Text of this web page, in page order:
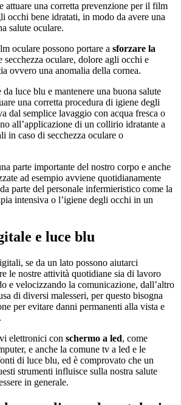
attuare una corretta prevenzione per il film
occhi bene idratati, in modo da avere una
salute oculare.
oculare possono portare a sforzare la
secchezza oculare, dolore agli occhi e
ovvero una anomalia della cornea.
luce blu e mantenere una buona salute
una corretta procedura di igiene degli
dal semplice lavaggio con acqua fresca o
all’applicazione di un collirio idratante a
in caso di secchezza oculare o
parte importante del nostro corpo e anche
ad esempio avviene quotidianamente
parte del personale infermieristico come la
intensiva o l’igiene degli occhi in un
e luce blu
se da un lato possono aiutarci
le nostre attività quotidiane sia di lavoro
e velocizzando la comunicazione, dall’altro
di diversi malesseri, per questo bisogna
per evitare danni permanenti alla vista e
elettronici con schermo a led, come
e anche la comune tv a led e le
di luce blu, ed è comprovato che un
strumenti influisce sulla nostra salute
in generale.